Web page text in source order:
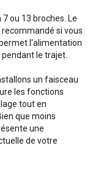
ou 13 broches. Le
si vous
l'alimentation
le trajet.
un faisceau
les fonctions
tout en
que moins
une
de votre